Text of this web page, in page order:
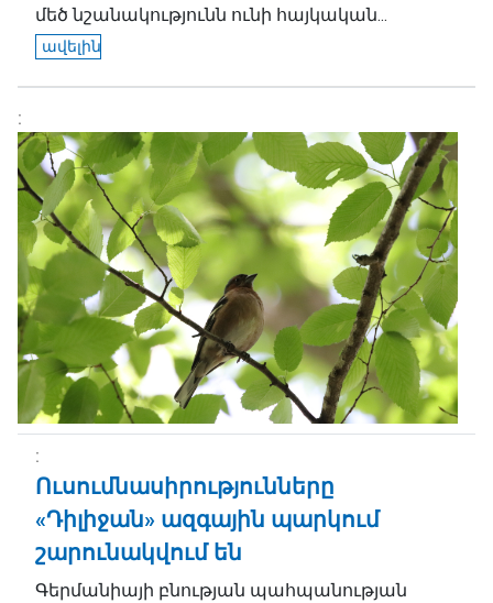
մեծ նշանակությունն ունի հայկական...
ավելին
Ուսումնասիրությունները
«Դիլիջան» ազգային պարկում
շարունակվում են
Գերմանիայի բնության պահպանության